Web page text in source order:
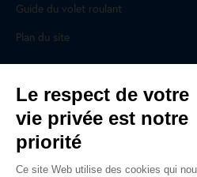
Guide du volet roulant
Plan du site
Pour les professionnels
Professionnels, des prestations ad hoc
Rejoignez un réseau national, nous
Le respect de votre
vie privée est notre
priorité
Ce site Web utilise des cookies qui